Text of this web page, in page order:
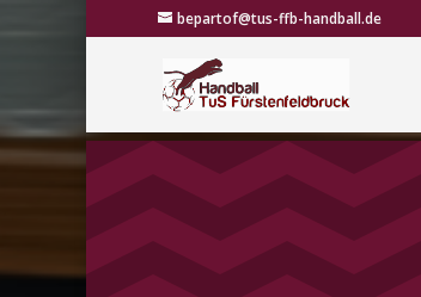
bepartof@tus-ffb-handball.de